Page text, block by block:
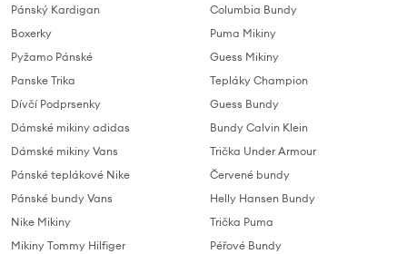
Pánský Kardigan
Boxerky
Pyžamo Pánské
Panske Trika
Dívčí Podprsenky
Dámské mikiny adidas
Dámské mikiny Vans
Pánské teplákové Nike
Pánské bundy Vans
Nike Mikiny
Mikiny Tommy Hilfiger
Columbia Bundy
Puma Mikiny
Guess Mikiny
Tepláky Champion
Guess Bundy
Bundy Calvin Klein
Trička Under Armour
Červené bundy
Helly Hansen Bundy
Trička Puma
Péřové Bundy